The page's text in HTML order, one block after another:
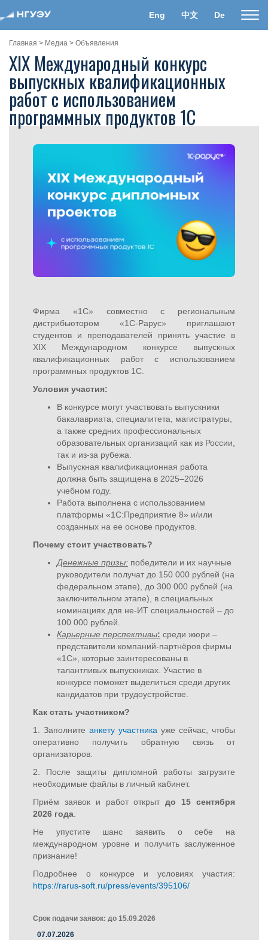
Eng 中文 De
Главная > Медиа > Объявления
XIX Международный конкурс
выпускных квалификационных
работ с использованием
программных продуктов 1С
Фирма «1С» совместно с региональным
дистрибьютором «1С-Рарус» приглашают
студентов и преподавателей принять участие в
XIX Международном конкурсе выпускных
квалификационных работ с использованием
программных продуктов 1С.
Условия участия:
В конкурсе могут участвовать выпускники
бакалавриата, специалитета, магистратуры,
а также средних профессиональных
образовательных организаций как из России,
так и из-за рубежа.
Выпускная квалификационная работа
должна быть защищена в 2025–2026
учебном году.
Работа выполнена с использованием
платформы «1С:Предприятие 8» и/или
созданных на ее основе продуктов.
Почему стоит участвовать?
Денежные призы: победители и их научные
руководители получат до 150 000 рублей (на
федеральном этапе), до 300 000 рублей (на
заключительном этапе), в специальных
номинациях для не-ИТ специальностей – до
100 000 рублей.
Карьерные перспективы: среди жюри –
представители компаний-партнёров фирмы
«1С», которые заинтересованы в
талантливых выпускниках. Участие в
конкурсе поможет выделиться среди других
кандидатов при трудоустройстве.
Как стать участником?
1. Заполните анкету участника уже сейчас, чтобы
оперативно получить обратную связь от
организаторов.
2. После защиты дипломной работы загрузите
необходимые файлы в личный кабинет.
Приём заявок и работ открытдо 15 сентября
2026 года
Не упустите шанс заявить о себе на
международном уровне и получить заслуженное
признание!
Подробнее о конкурсе и условиях участия:
https://rarus-soft.ru/press/events/395106/
Срок подачи заявок: до 15.09.2026
07.07.2026